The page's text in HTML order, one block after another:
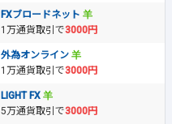
FXブロードネット
1万通貨取引で3000円
外為オンライン
1万通貨取引で3000円
LIGHT FX
5万通貨取引で3000円